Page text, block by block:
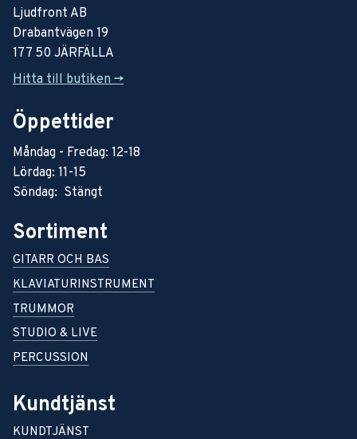
Ljudfront AB
Drabantvägen 19
177 50 JÄRFÄLLA
Hitta till butiken ->
Öppettider
Måndag - Fredag: 12-18
Lördag: 11-15
Söndag: Stängt
Sortiment
GITARR OCH BAS
KLAVIATURINSTRUMENT
TRUMMOR
STUDIO & LIVE
PERCUSSION
Kundtjänst
KUNDTJÄNST